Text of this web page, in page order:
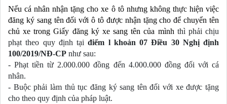
Nếu cá nhân nhận tặng cho xe ô tô nhưng không thực hiện việc
đăng ký sang tên đối với ô tô được nhận tặng cho để chuyển tên
chủ xe trong Giấy đăng ký xe sang tên của mình thì phải chịu
phạt theo quy định tại điểm l khoản 07 Điều 30 Nghị định
100/2019/NĐ-CP như sau:
- Phạt tiền từ 2.000.000 đồng đến 4.000.000 đồng đối với cá
nhân.
- Buộc phải làm thủ tục đăng ký sang tên đối với xe được tặng
cho theo quy định của pháp luật.